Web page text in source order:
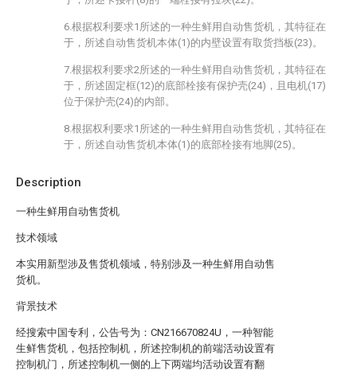
Description
一种生鲜用自动售货机
技术领域
本实用新型涉及售货机领域，特别涉及一种生鲜用自动售
货机。
背景技术
经搜索中国专利，公告号为：CN216670824U，一种智能
生鲜售货机，包括控制机，所述控制机的前端活动设置有
控制机门，所述控制机一侧的上下两端均活动设置有翻
6.根据权利要求1所述的一种生鲜用自动售货机，其特征在
于，所述自动售货机本体(1)的内壁设置有取货挡板(23)。
7.根据权利要求2所述的一种生鲜用自动售货机，其特征在
于，所述固定框(12)的底部栓接有保护壳(24)，且电机(17)
位于保护壳(24)的内部。
8.根据权利要求1所述的一种生鲜用自动售货机，其特征在
于，所述自动售货机本体(1)的底部栓接有地脚(25)。